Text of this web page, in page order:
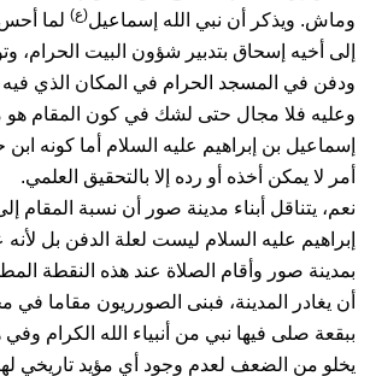
وماش. ويذكر أن نبي الله إسماعيل(ع) لما
إلى أخيه إسحاق بتدبير شؤون البيت الحرام،
ودفن في المسجد الحرام في المكان الذي فيه
وعليه فلا مجال حتى لشك في كون المقام هو
إسماعيل بن إبراهيم عليه السلام أما كونه
أمر لا يمكن أخذه أو رده إلا بالتحقيق العلمي.
نعم، يتناقل أبناء مدينة صور أن نسبة المقام
إبراهيم عليه السلام ليست لعلة الدفن بل لأنه
بمدينة صور وأقام الصلاة عند هذه النقطة
أن يغادر المدينة، فبنى الصورريون مقاما في
ببقعة صلى فيها نبي من أنبياء الله الكرام وفي
يخلو من الضعف لعدم وجود أي مؤيد تاريخي